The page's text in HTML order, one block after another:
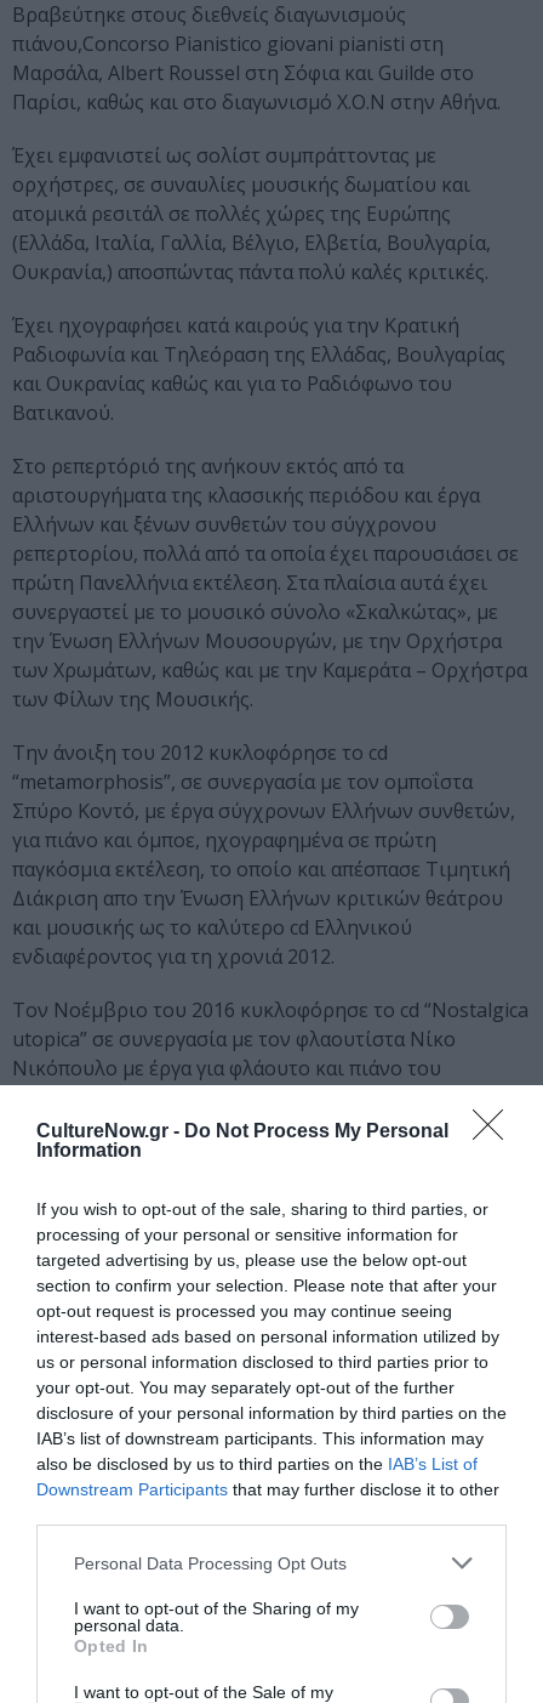
CultureNow.gr - Do Not Process My Personal
Information
If you wish to opt-out of the sale, sharing to third parties, or
processing of your personal or sensitive information for
targeted advertising by us, please use the below opt-out
section to confirm your selection. Please note that after your
opt-out request is processed you may continue seeing
interest-based ads based on personal information utilized by
us or personal information disclosed to third parties prior to
your opt-out. You may separately opt-out of the further
disclosure of your personal information by third parties on the
IAB’s list of downstream participants. This information may
also be disclosed by us to third parties on the IAB’s List of
Downstream Participants that may further disclose it to other
Personal Data Processing Opt Outs
I want to opt-out of the Sharing of my
personal data.
Opted In
I want to opt-out of the Sale of my
Βραβεύτηκε στους διεθνείς διαγωνισμούς
πιάνου,Concorso Pianistico giovani pianisti στη
Μαρσάλα, Albert Roussel στη Σόφια και Guilde στο
Παρίσι, καθώς και στο διαγωνισμό Χ.Ο.Ν στην Αθήνα.
Έχει εμφανιστεί ως σολίστ συμπράττοντας με
ορχήστρες, σε συναυλίες μουσικής δωματίου και
ατομικά ρεσιτάλ σε πολλές χώρες της Ευρώπης
(Ελλάδα, Ιταλία, Γαλλία, Βέλγιο, Ελβετία, Βουλγαρία,
Ουκρανία,) αποσπώντας πάντα πολύ καλές κριτικές.
Έχει ηχογραφήσει κατά καιρούς για την Κρατική
Ραδιοφωνία και Τηλεόραση της Ελλάδας, Βουλγαρίας
και Ουκρανίας καθώς και για το Ραδιόφωνο του
Βατικανού.
Στο ρεπερτόριό της ανήκουν εκτός από τα
αριστουργήματα της κλασσικής περιόδου και έργα
Ελλήνων και ξένων συνθετών του σύγχρονου
ρεπερτορίου, πολλά από τα οποία έχει παρουσιάσει σε
πρώτη Πανελλήνια εκτέλεση. Στα πλαίσια αυτά έχει
συνεργαστεί με το μουσικό σύνολο «Σκαλκώτας», με
την Ένωση Ελλήνων Μουσουργών, με την Ορχήστρα
των Χρωμάτων, καθώς και με την Καμεράτα – Ορχήστρα
των Φίλων της Μουσικής.
Την άνοιξη του 2012 κυκλοφόρησε το cd
“metamorphosis”, σε συνεργασία με τον ομποΐστα
Σπύρο Κοντό, με έργα σύγχρονων Ελλήνων συνθετών,
για πιάνο και όμποε, ηχογραφημένα σε πρώτη
παγκόσμια εκτέλεση, το οποίο και απέσπασε Τιμητική
Διάκριση απο την Ένωση Ελλήνων κριτικών θεάτρου
και μουσικής ως το καλύτερο cd Ελληνικού
ενδιαφέροντος για τη χρονιά 2012.
Τον Νοέμβριο του 2016 κυκλοφόρησε το cd “Nostalgica
utopica” σε συνεργασία με τον φλαουτίστα Νίκο
Νικόπουλο με έργα για φλάουτο και πιάνο του
Είναι καθηγήτρια στο Ωδείο Φίλιππος Νάκας, και
της Νέας Σμύρνης και της Αγίας Παρασκευής.
Γιώργος Κουρουπός
Γιώργος Κουρουπόςγεννήθηκε στην Αθήνα το 1942.
Σπούδασε μουσική στο Ωδείο Αθηνών (1953-1965,
δίπλωμα πιάνου).
Στο διάστημα 1959-1968 συμμετείχε ως πιανίστας σε
όλες τις ηχογραφήσεις και τις συναυλίες του Μάνου
Χατζιδάκι.Την ίδια περίοδο έγραψε τις πρώτες του
μουσικές για το θέατρο. Μετά την αποφοίτηση του από
την μαθηματική Σχολή του Πανεπιστημίου Αθηνών
έγραψε το έργο Αντιφωνίες σε κείμενα από τούς
περίπου μήνες ως βοηθός του Γιάννη Χρήστου, ενώ την
ίδια περίοδο έγραψε τη μουσική για τον Ρήσο τού